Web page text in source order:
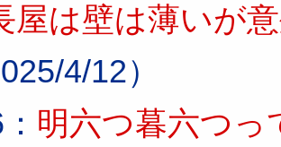
屋は壁は薄いが
4/12）
明六つ暮六つっ